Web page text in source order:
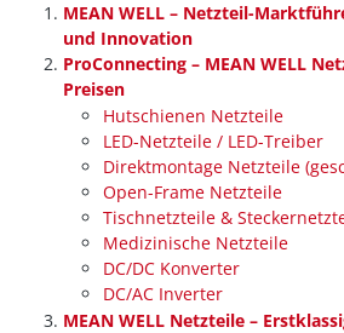
MEAN WELL – Netzteil-
und Innovation
ProConnecting – MEAN WELL
Preisen
Hutschienen Netzteile
LED-Netzteile / LED-Treiber
Direktmontage Netzteile
Open-Frame Netzteile
Tischnetzteile &
Medizinische Netzteile
DC/DC Konverter
DC/AC Inverter
MEAN WELL Netzteile –